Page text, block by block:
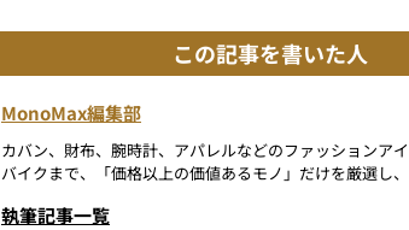
この記事を書いた人
MonoMax編集部
カバン、財布、腕時計、アパレルなどのファッションア
バイクまで、「価格以上の価値あるモノ」だけを厳選し
執筆記事一覧